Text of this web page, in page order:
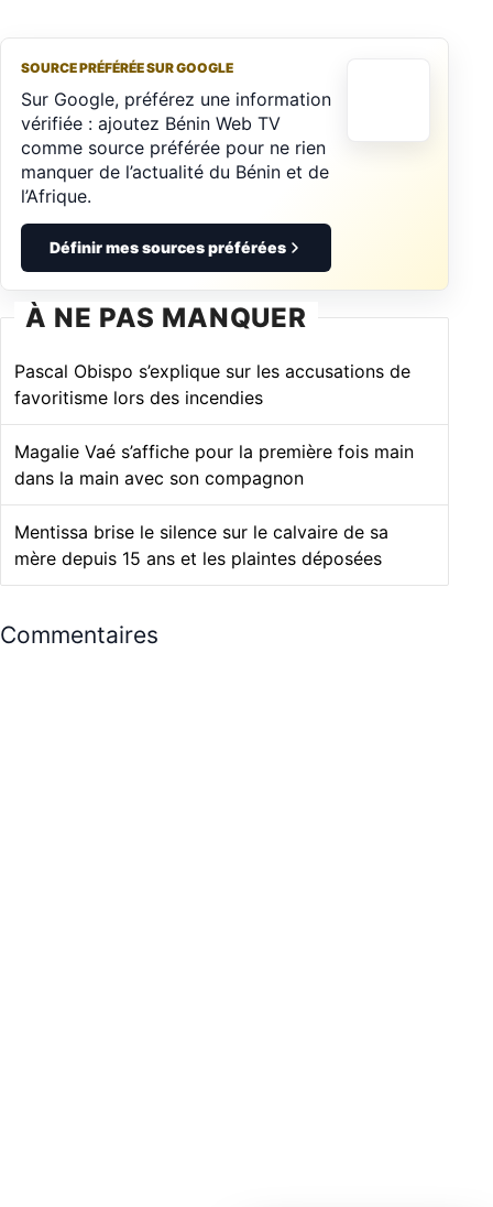
SOURCE PRÉFÉRÉE SUR GOOGLE
Sur Google, préférez une information
vérifiée : ajoutez Bénin Web TV
comme source préférée pour ne rien
manquer de l’actualité du Bénin et de
l’Afrique.
Définir mes sources préférées
À NE PAS MANQUER
Pascal Obispo s’explique sur les accusations de
favoritisme lors des incendies
Magalie Vaé s’affiche pour la première fois main
dans la main avec son compagnon
Mentissa brise le silence sur le calvaire de sa
mère depuis 15 ans et les plaintes déposées
Commentaires